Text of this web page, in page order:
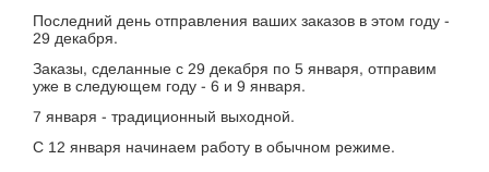
Последний день отправления ваших заказов в этом году -
29 декабря.
Заказы, сделанные с 29 декабря по 5 января, отправим
уже в следующем году - 6 и 9 января.
7 января - традиционный выходной.
С 12 января начинаем работу в обычном режиме.